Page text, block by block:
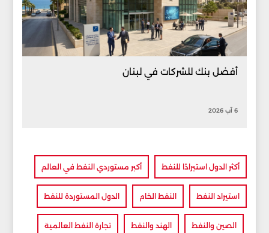
أفضل بنك للشركات في لبنان
6 آب 2026
أكثر الدول استيرادًا للنفط أكبر مستوردي النفط في العالم
استيراد النفط النفط الخام الدول المستوردة للنفط
الصين والنفط الهند والنفط تجارة النفط العالمية